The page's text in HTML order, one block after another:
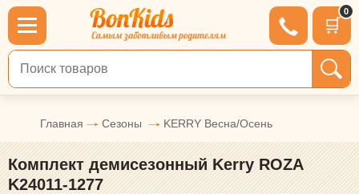
🛒
0
Поиск по товарам
Главная Сезоны KERRY Весна/Осень
Комплект демисезонный Kerry ROZA
K24011-1277